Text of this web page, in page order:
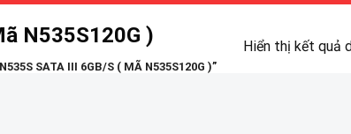
N535S120G )
SATA III 6GB/S ( MÃ N535S120G )”
Hiển thị kết quả